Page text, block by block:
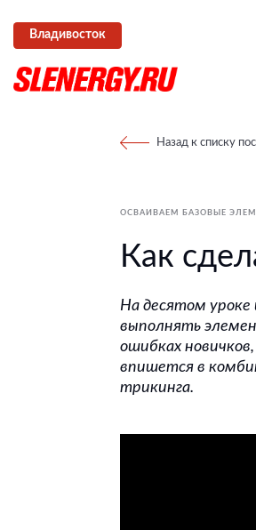
Владивосток
Назад к списку
ОСВАИВАЕМ БАЗОВЫЕ
Как
На десятом
выполнять
ошибках
впишется в
трикинга.